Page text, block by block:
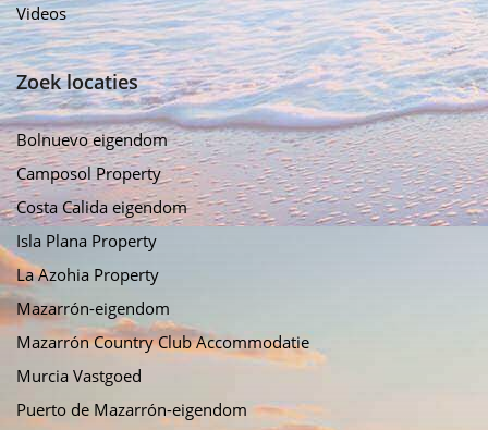
Videos
Zoek locaties
Bolnuevo eigendom
Camposol Property
Costa Calida eigendom
Isla Plana Property
La Azohia Property
Mazarrón-eigendom
Mazarrón Country Club Accommodatie
Murcia Vastgoed
Puerto de Mazarrón-eigendom